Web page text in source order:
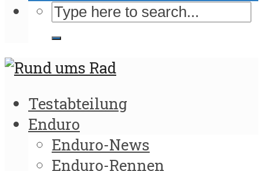
Testabteilung
Enduro
Enduro-News
Enduro-Rennen